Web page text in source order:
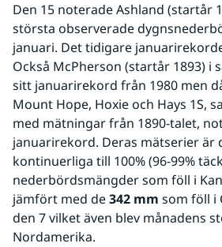
Den 15 noterade Ashland (startår
största observerade
januari. Det tidigare
Också McPherson (startår 1893) i
sitt januarirekord från 1980 men
Mount Hope, Hoxie och Hays 1S,
med mätningar från 1890-talet,
januarirekord. Deras mätserier är
kontinuerliga till 100% (96-99%
nederbördsmängder som föll i
jämfört med de 342 mm som föll i
den 7 vilket även blev månadens
Nordamerika.